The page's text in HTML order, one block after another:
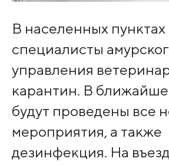
В населенных
специалисты
управления
карантин. В
будут проведены все
мероприятия, а также
дезинфекция. На